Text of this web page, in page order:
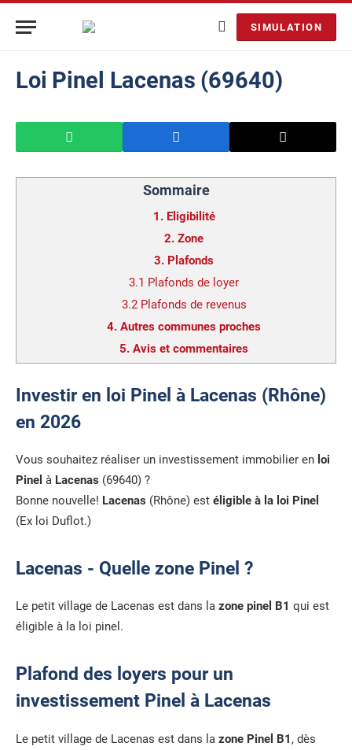
SIMULATION
Loi Pinel Lacenas (69640)
Sommaire
1. Eligibilité
2. Zone
3. Plafonds
3.1 Plafonds de loyer
3.2 Plafonds de revenus
4. Autres communes proches
5. Avis et commentaires
Investir en loi Pinel à Lacenas (Rhône)
en 2026
Vous souhaitez réaliser un investissement immobilier en loi
Pinel à Lacenas (69640) ?
Bonne nouvelle! Lacenas (Rhône) est éligible à la loi Pinel
(Ex loi Duflot.)
Lacenas - Quelle zone Pinel ?
Le petit village de Lacenas est dans la zone pinel B1 qui est
éligible à la loi pinel.
Plafond des loyers pour un
investissement Pinel à Lacenas
Le petit village de Lacenas est dans la zone Pinel B1 , dès